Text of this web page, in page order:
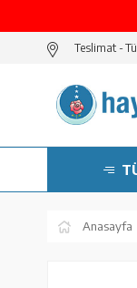
Teslimat -
Anasayfa